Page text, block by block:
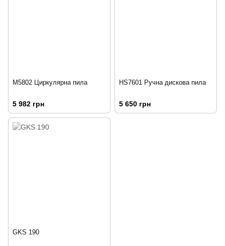
M5802 Циркулярна пила
5 982 грн
HS7601 Ручна дискова пила
5 650 грн
GKS 190